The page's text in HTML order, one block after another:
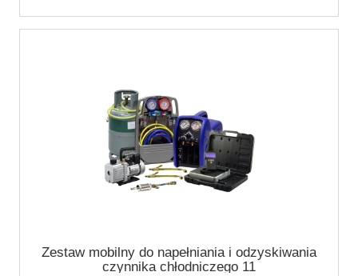
Zestaw mobilny do napełniania i odzyskiwania
czynnika chłodniczego 11